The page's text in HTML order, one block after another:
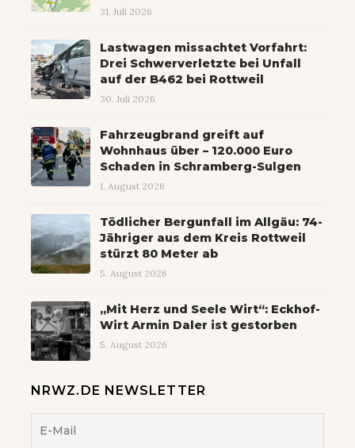
31. Juli 2026
Lastwagen missachtet Vorfahrt:
Drei Schwerverletzte bei Unfall
auf der B462 bei Rottweil
30. Juli 2026
Fahrzeugbrand greift auf
Wohnhaus über – 120.000 Euro
Schaden in Schramberg-Sulgen
1. August 2026
Tödlicher Bergunfall im Allgäu: 74-
Jähriger aus dem Kreis Rottweil
stürzt 80 Meter ab
5. August 2026
„Mit Herz und Seele Wirt“: Eckhof-
Wirt Armin Daler ist gestorben
5. August 2026
NRWZ.DE NEWSLETTER